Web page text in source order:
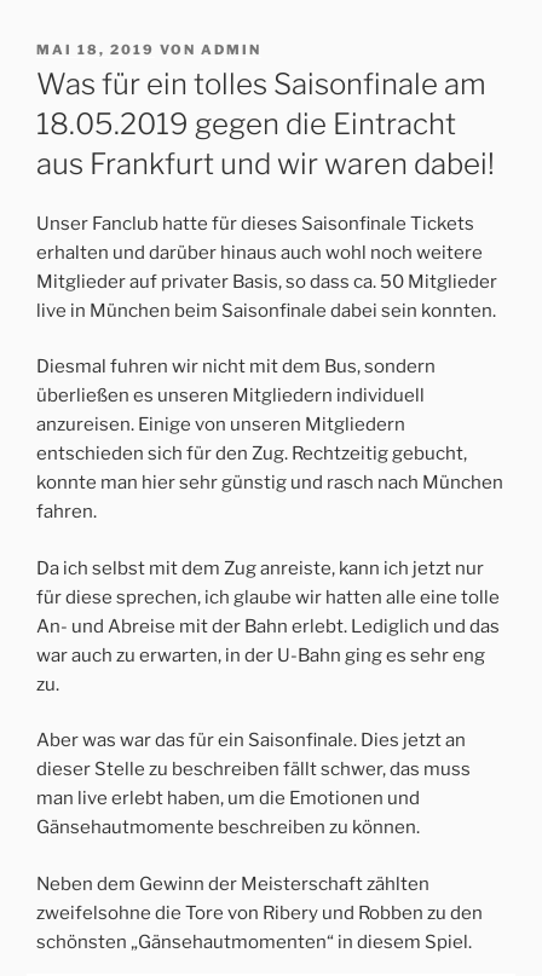
VERÖFFENTLICHT
AM
MAI 18, 2019 VON ADMIN
Was für ein tolles Saisonfinale am
18.05.2019 gegen die Eintracht
aus Frankfurt und wir waren dabei!
Unser Fanclub hatte für dieses Saisonfinale Tickets
erhalten und darüber hinaus auch wohl noch weitere
Mitglieder auf privater Basis, so dass ca. 50 Mitglieder
live in München beim Saisonfinale dabei sein konnten.
Diesmal fuhren wir nicht mit dem Bus, sondern
überließen es unseren Mitgliedern individuell
anzureisen. Einige von unseren Mitgliedern
entschieden sich für den Zug. Rechtzeitig gebucht,
konnte man hier sehr günstig und rasch nach München
fahren.
Da ich selbst mit dem Zug anreiste, kann ich jetzt nur
für diese sprechen, ich glaube wir hatten alle eine tolle
An- und Abreise mit der Bahn erlebt. Lediglich und das
war auch zu erwarten, in der U-Bahn ging es sehr eng
zu.
Aber was war das für ein Saisonfinale. Dies jetzt an
dieser Stelle zu beschreiben fällt schwer, das muss
man live erlebt haben, um die Emotionen und
Gänsehautmomente beschreiben zu können.
Neben dem Gewinn der Meisterschaft zählten
zweifelsohne die Tore von Ribery und Robben zu den
schönsten „Gänsehautmomenten“ in diesem Spiel.